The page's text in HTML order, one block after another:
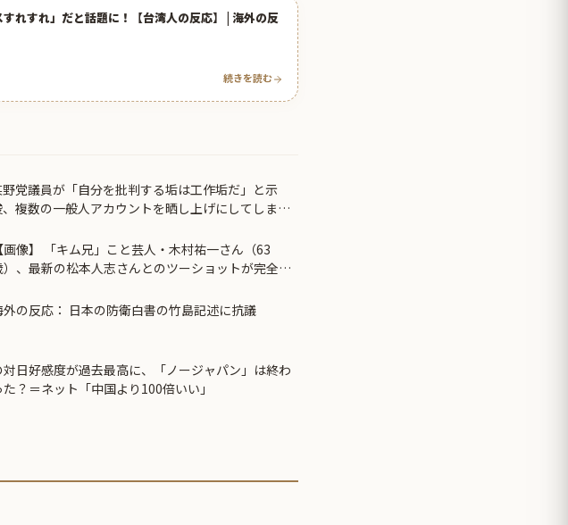
れすれ」だと話題に！【台湾人の反応】 | 海外の反
続きを読む
野党議員が「自分を批判する垢は工作垢だ」と示
複数の一般人アカウントを晒し上げにしてしま
【画像】 「キム兄」こと芸人・木村祐一さん（63
）、最新の松本人志さんとのツーショットが完全に
外の反応： 日本の防衛白書の竹島記述に抗議
対日好感度が過去最高に、「ノージャパン」は終わ
た？＝ネット「中国より100倍いい」